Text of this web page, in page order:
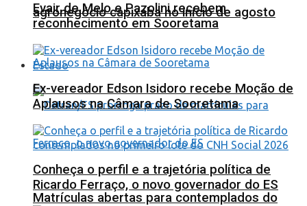
agronegócio capixaba no início de agosto
Estado
Matrículas abertas para contemplados do
Evair de Melo e Pazolini recebem
reconhecimento em Sooretama
Ex-vereador Edson Isidoro recebe Moção de
Aplausos na Câmara de Sooretama
Conheça o perfil e a trajetória política de
Ricardo Ferraço, o novo governador do ES